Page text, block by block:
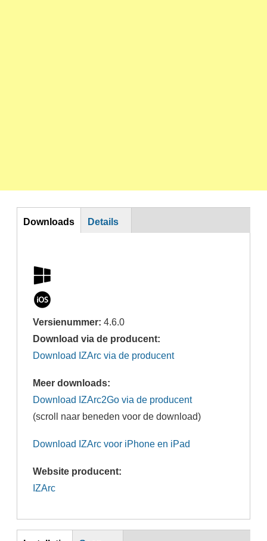
DL
Downloads Details
Versienummer:4.6.0
Download via de producent:
Download IZArc via de producent
Meer downloads:
Download IZArc2Go via de producent
(scroll naar beneden voor de download)
Download IZArc voor iPhone en iPad
Website producent:
IZArc